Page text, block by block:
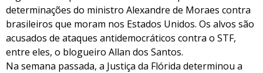
determinações do ministro Alexandre de Moraes contra
brasileiros que moram nos Estados Unidos. Os alvos são
acusados de ataques antidemocráticos contra o STF,
entre eles, o blogueiro Allan dos Santos.
Na semana passada, a Justiça da Flórida determinou a